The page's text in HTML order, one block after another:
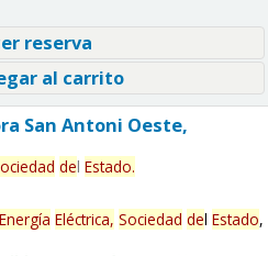
reserva
al carrito
San Antoni Oeste,
del Estado.
Energía Eléctrica, Sociedad del Estado,